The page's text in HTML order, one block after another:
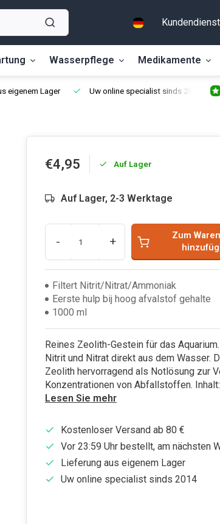
Kundendienst
Wasserpflege Medikamente
eigenem Lager Uw online specialist sinds 2014
€4,95 Auf Lager
Auf Lager, 2-3 Werktage
- +
Zum
Filtert Nitrit/Nitrat/Ammoniak
Eerste hulp bij hoog afvalstof gehalte
1000 ml
Reines Zeolith-Gestein für das
Nitrit und Nitrat direkt aus dem Wasser.
Zeolith hervorragend als Notlösung zur
Konzentrationen von Abfallstoffen.
Lesen Sie mehr
Kostenloser Versand ab 80 €
Vor 23:59 Uhr bestellt, am nächsten
Lieferung aus eigenem Lager
Uw online specialist sinds 2014